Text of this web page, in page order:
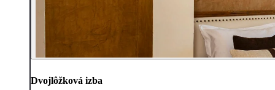
Dvojlôžková izba